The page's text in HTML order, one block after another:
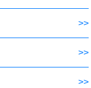
>>
>>
>>